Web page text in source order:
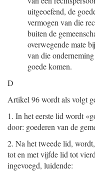
uitgeoefend, de
vermogen van die
buiten de
overwegende mate
van die
goede komen.
D
Artikel 96 wordt als volgt
1. In het eerste lid wordt
door: goederen van de
2. Na het tweede lid,
tot en met vijfde lid tot
ingevoegd, luidende: